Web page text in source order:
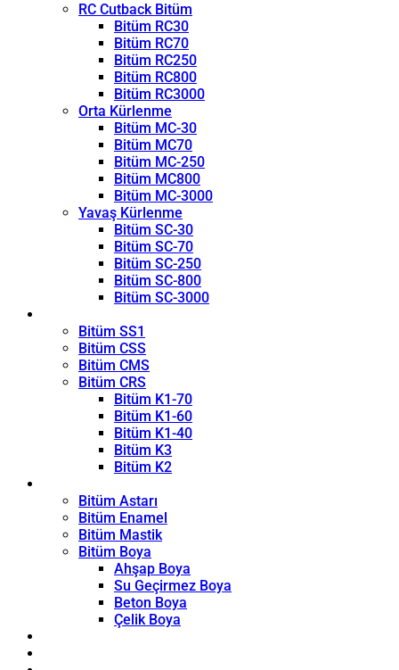
RC Cutback Bitüm
Bitüm RC30
Bitüm RC70
Bitüm RC250
Bitüm RC800
Bitüm RC3000
Orta Kürlenme
Bitüm MC-30
Bitüm MC70
Bitüm MC-250
Bitüm MC800
Bitüm MC-3000
Yavaş Kürlenme
Bitüm SC-30
Bitüm SC-70
Bitüm SC-250
Bitüm SC-800
Bitüm SC-3000
Bitüm SS1
Bitüm CSS
Bitüm CMS
Bitüm CRS
Bitüm K1-70
Bitüm K1-60
Bitüm K1-40
Bitüm K3
Bitüm K2
Bitüm Astarı
Bitüm Enamel
Bitüm Mastik
Bitüm Boya
Ahşap Boya
Su Geçirmez Boya
Beton Boya
Çelik Boya